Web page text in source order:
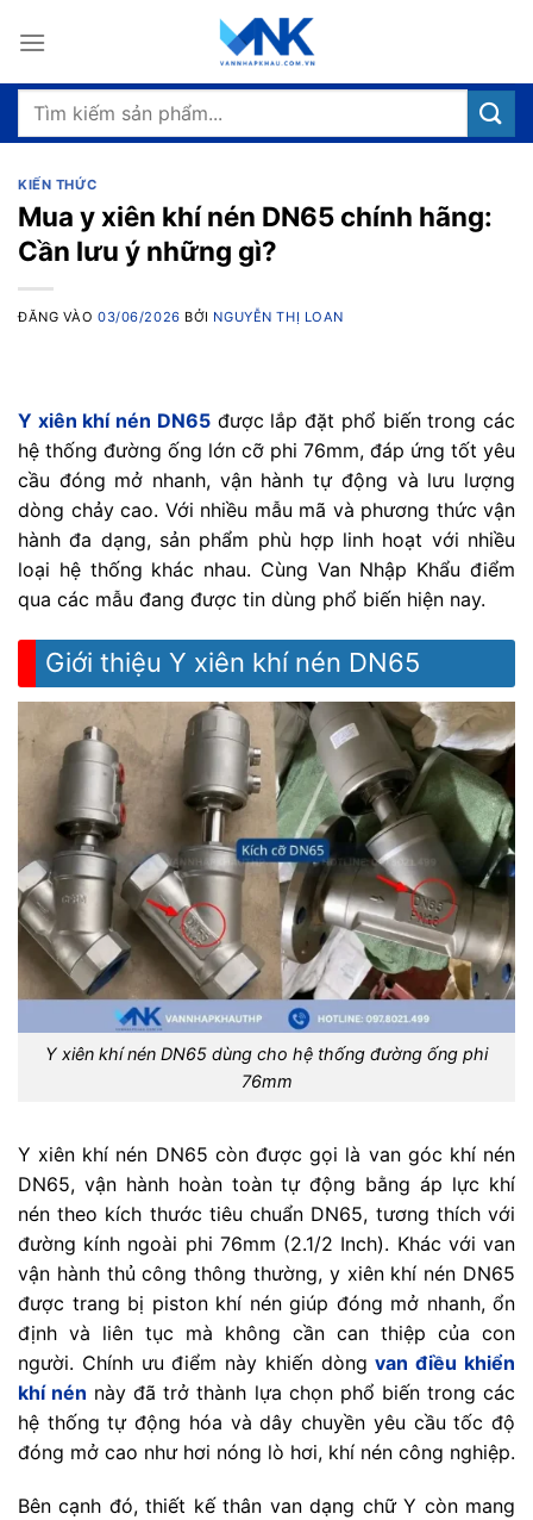
qua
dung
Tìm
KIẾN THỨC
Mua y xiên khí nén DN65 chính hãng:
Cần lưu ý những gì?
ĐĂNG VÀO03/06/2026 BỞI NGUYỄN THỊ LOAN
Y xiên khí nén DN65được lắp đặt phổ biến trong các
hệ thống đường ống lớn cỡ phi 76mm, đáp ứng tốt yêu
cầu đóng mở nhanh, vận hành tự động và lưu lượng
dòng chảy cao. Với nhiều mẫu mã và phương thức vận
hành đa dạng, sản phẩm phù hợp linh hoạt với nhiều
loại hệ thống khác nhau. Cùng Van Nhập Khẩu điểm
qua các mẫu đang được tin dùng phổ biến hiện nay.
Giới thiệu Y xiên khí nén DN65
Y xiên khí nén DN65 dùng cho hệ thống đường ống phi
76mm
Y xiên khí nén DN65 còn được gọi là van góc khí nén
DN65, vận hành hoàn toàn tự động bằng áp lực khí
nén theo kích thước tiêu chuẩn DN65, tương thích với
đường kính ngoài phi 76mm (2.1/2 Inch). Khác với van
vận hành thủ công thông thường, y xiên khí nén DN65
được trang bị piston khí nén giúp đóng mở nhanh, ổn
định và liên tục mà không cần can thiệp của con
người. Chính ưu điểm này khiến dòngvan điều khiển
khí nén này đã trở thành lựa chọn phổ biến trong các
hệ thống tự động hóa và dây chuyền yêu cầu tốc độ
đóng mở cao như hơi nóng lò hơi, khí nén công nghiệp.
Bên cạnh đó, thiết kế thân van dạng chữ Y còn mang